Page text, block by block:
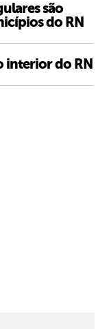
são
do RN
interior do RN